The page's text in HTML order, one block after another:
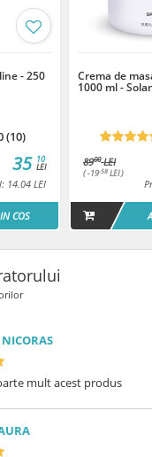
- 250
(10)
10
LEI
35
14.04 LEI
COS
Crema de
1000 ml -
8900LEI
( -19-58 LEI )
mult acest produs